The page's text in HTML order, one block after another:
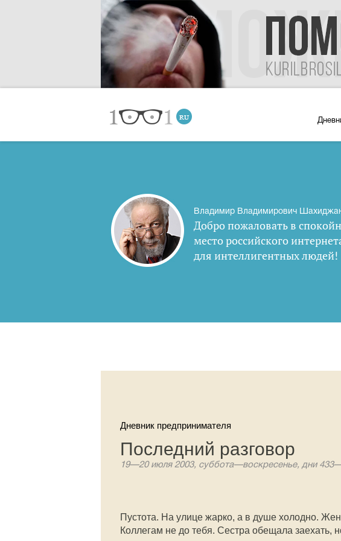
Владимир Владимирович
Добро пожаловать в
место российского
для интеллигентных людей!
Дневник предпринимателя
Последний разговор
19—20 июля 2003, суббота—воскресенье, дни
Пустота. На улице жарко, а в душе холодно.
Коллегам не до тебя. Сестра обещала заехать,